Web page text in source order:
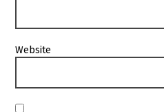
Website